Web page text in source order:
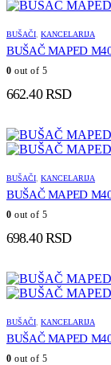
BUŠAČI KANCELARIJA
BUŠAČ MAPED
0 out of 5
662.40RSD
BUŠAČI KANCELARIJA
BUŠAČ MAPED
0 out of 5
698.40RSD
BUŠAČI KANCELARIJA
BUŠAČ MAPED
0 out of 5